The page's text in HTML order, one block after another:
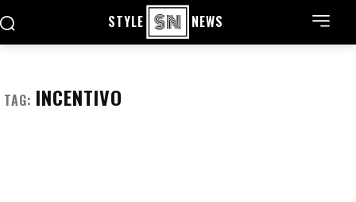
STYLE NEWS
TAG: INCENTIVO